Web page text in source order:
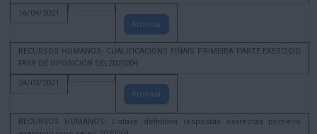
16/04/2021
Amosar
RECURSOS HUMANOS- CUALIFICACIÓNS FINAIS PRIMEIRA PARTE EXERCICIO
FASE DE OPOSICIÓN SEL2020004
24/03/2021
Amosar
RECURSOS HUMANOS- Listaxe definitiva respostas correctas primeiro